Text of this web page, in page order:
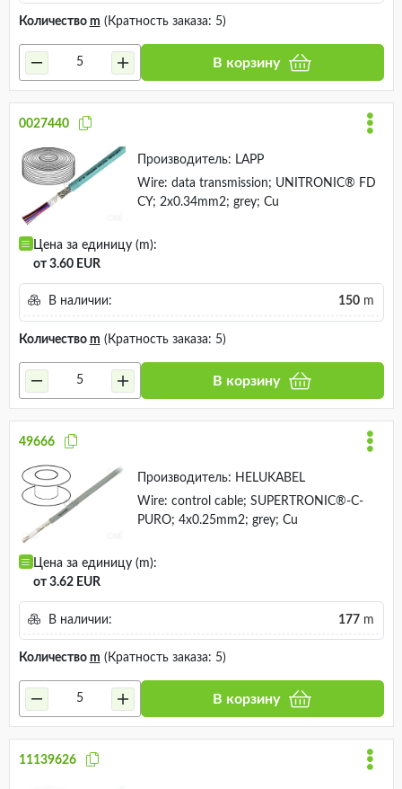
Количество m (Кратность заказа: 5)
В корзину
0027440
Производитель: LAPP
Wire: data transmission; UNITRONIC® FD
CY; 2x0.34mm2; grey; Cu
Цена за единицу (m):
от 3.60 EUR
В наличии: 150m
Количество m (Кратность заказа: 5)
В корзину
49666
Производитель: HELUKABEL
Wire: control cable; SUPERTRONIC®-C-
PURO; 4x0.25mm2; grey; Cu
Цена за единицу (m):
от 3.62 EUR
В наличии: 177m
Количество m (Кратность заказа: 5)
В корзину
11139626